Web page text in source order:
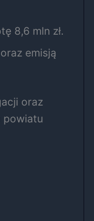
8,6 mln zł.
emisją
oraz
powiatu